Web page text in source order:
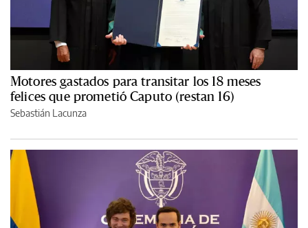
Motores gastados para transitar los 18 meses
felices que prometió Caputo (restan 16)
Sebastián Lacunza